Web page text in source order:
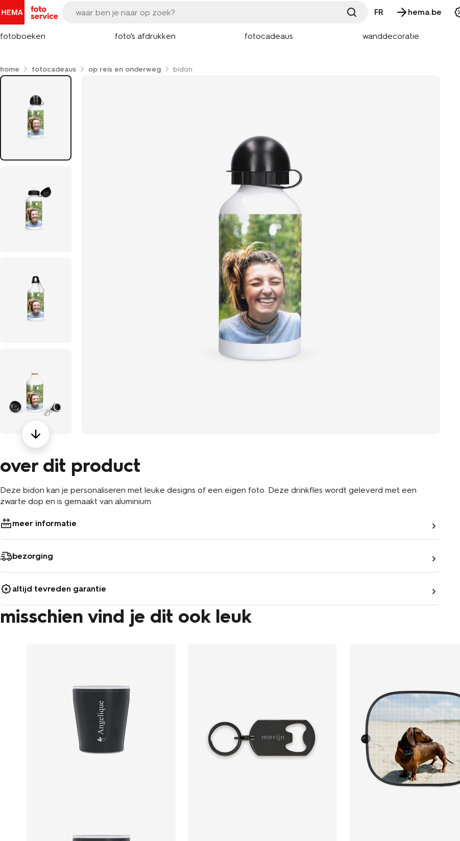
FR hema.be
fotoboeken foto's afdrukken fotocadeaus wanddecoratie
home fotocadeaus op reis en onderweg bidon
over dit product
Deze bidon kan je personaliseren met leuke designs of een eigen foto. Deze drinkfles wordt geleverd met een
zwarte dop en is gemaakt van aluminium.
meer informatie
bezorging
altijd tevreden garantie
misschien vind je dit ook leuk